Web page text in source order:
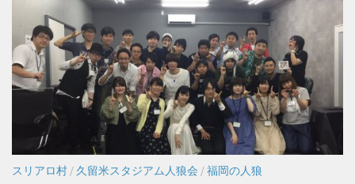
スリアロ村 / 久留米スタジアム人狼会 /福岡の人狼